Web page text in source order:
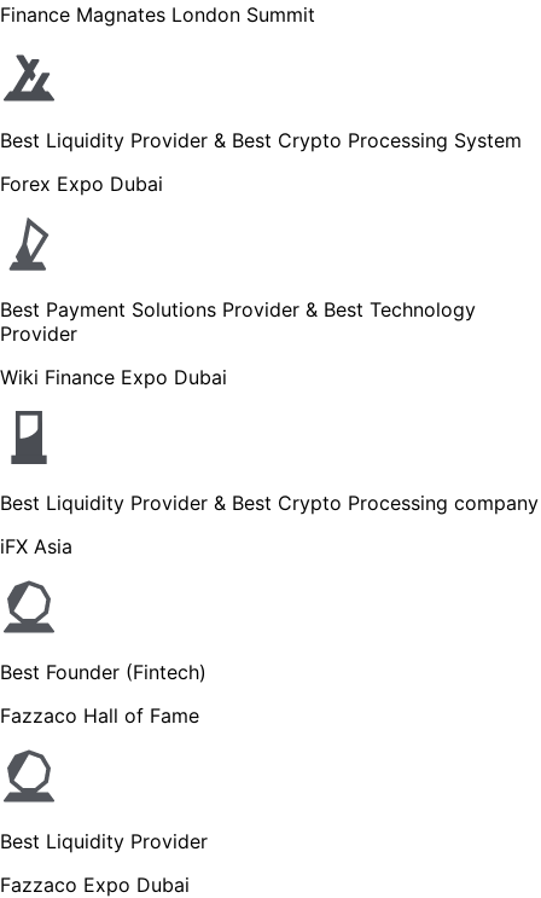
Finance Magnates London Summit
Best Liquidity Provider & Best Crypto Processing System
Forex Expo Dubai
Best Payment Solutions Provider & Best Technology
Provider
Wiki Finance Expo Dubai
Best Liquidity Provider & Best Crypto Processing company
iFX Asia
Best Founder (Fintech)
Fazzaco Hall of Fame
Best Liquidity Provider
Fazzaco Expo Dubai